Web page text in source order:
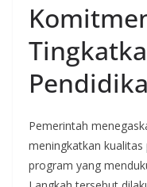
Pemerintah
meningkatkan kualitas
program yang